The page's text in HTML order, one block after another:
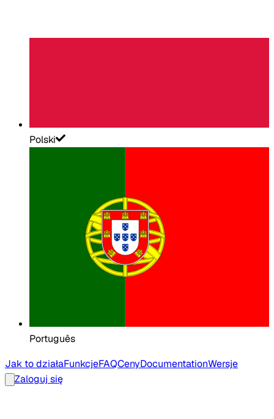
Polski
Português
Jak to działaFunkcjeFAQCenyDocumentationWersje
Zaloguj się